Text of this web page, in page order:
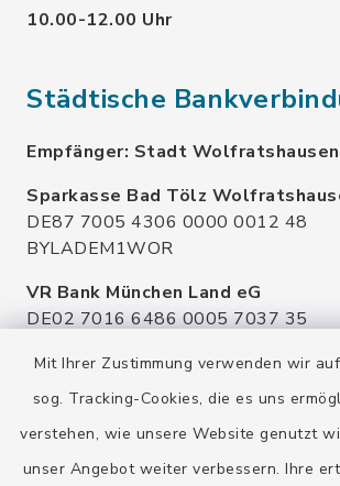
Mit Ihrer Zustimmung verwenden wir
sog. Tracking-Cookies, die es uns
verstehen, wie unsere Website genutzt
unser Angebot weiter verbessern. Ihre
10.00-12.00 Uhr
Städtische
Empfänger: Stadt Wolfratshausen
Sparkasse Bad Tölz
DE87 7005 4306 0000 0012 48
BYLADEM1WOR
VR Bank München Land eG
DE02 7016 6486 0005 7037 35
Raiffeisenbank Isar Loisachtal eG
DE92 7016 9543 0001 0005 00
GENODEF1HHS